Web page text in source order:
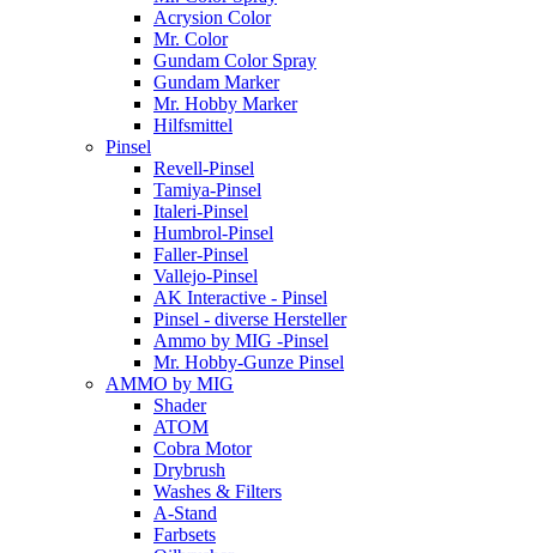
Acrysion Color
Mr. Color
Gundam Color Spray
Gundam Marker
Mr. Hobby Marker
Hilfsmittel
Pinsel
Revell-Pinsel
Tamiya-Pinsel
Italeri-Pinsel
Humbrol-Pinsel
Faller-Pinsel
Vallejo-Pinsel
AK Interactive - Pinsel
Pinsel - diverse Hersteller
Ammo by MIG -Pinsel
Mr. Hobby-Gunze Pinsel
AMMO by MIG
Shader
ATOM
Cobra Motor
Drybrush
Washes & Filters
A-Stand
Farbsets